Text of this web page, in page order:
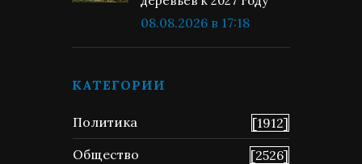
08.08.2026 в 17:18
КАТЕГОРИИ
Политика
[1912]
Общество
[2526]